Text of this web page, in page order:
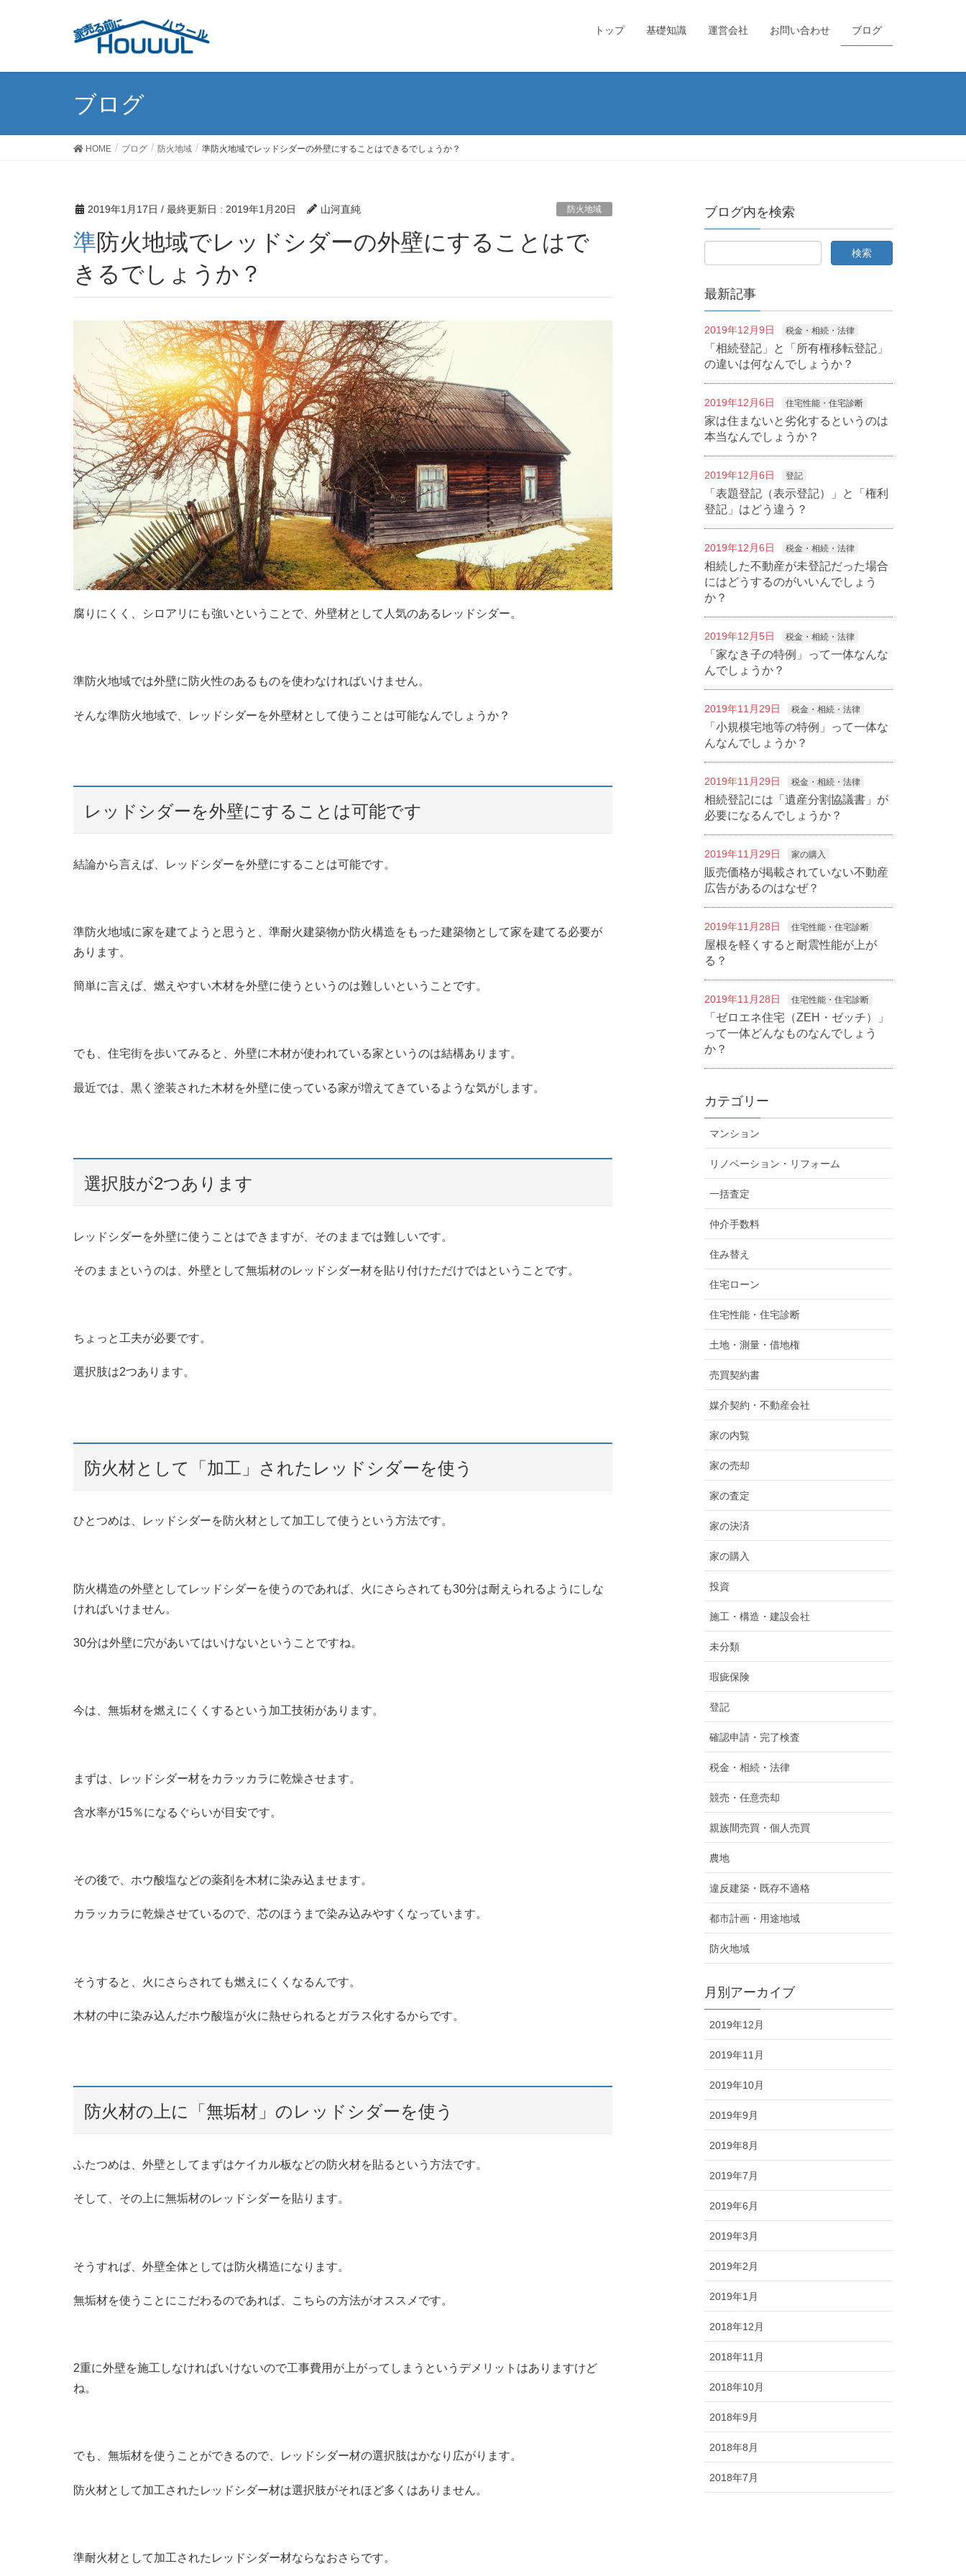
トップ 基礎知識 運営会社 お問い合わせ ブログ
ブログ
HOME ブログ 防火地域 準防火地域でレッドシダーの外壁にすることはできるでしょうか？
2019年1月17日 / 最終更新日 : 2019年1月20日 山河直純 防火地域
準防火地域でレッドシダーの外壁にすることはで
きるでしょうか？
腐りにくく、シロアリにも強いということで、外壁材として人気のあるレッドシダー。
準防火地域では外壁に防火性のあるものを使わなければいけません。
そんな準防火地域で、レッドシダーを外壁材として使うことは可能なんでしょうか？
レッドシダーを外壁にすることは可能です
結論から言えば、レッドシダーを外壁にすることは可能です。
準防火地域に家を建てようと思うと、準耐火建築物か防火構造をもった建築物として家を建てる必要が
あります。
簡単に言えば、燃えやすい木材を外壁に使うというのは難しいということです。
でも、住宅街を歩いてみると、外壁に木材が使われている家というのは結構あります。
最近では、黒く塗装された木材を外壁に使っている家が増えてきているような気がします。
選択肢が2つあります
レッドシダーを外壁に使うことはできますが、そのままでは難しいです。
そのままというのは、外壁として無垢材のレッドシダー材を貼り付けただけではということです。
ちょっと工夫が必要です。
選択肢は2つあります。
防火材として「加工」されたレッドシダーを使う
ひとつめは、レッドシダーを防火材として加工して使うという方法です。
防火構造の外壁としてレッドシダーを使うのであれば、火にさらされても30分は耐えられるようにしな
ければいけません。
30分は外壁に穴があいてはいけないということですね。
今は、無垢材を燃えにくくするという加工技術があります。
まずは、レッドシダー材をカラッカラに乾燥させます。
含水率が15％になるぐらいが目安です。
その後で、ホウ酸塩などの薬剤を木材に染み込ませます。
カラッカラに乾燥させているので、芯のほうまで染み込みやすくなっています。
そうすると、火にさらされても燃えにくくなるんです。
木材の中に染み込んだホウ酸塩が火に熱せられるとガラス化するからです。
防火材の上に「無垢材」のレッドシダーを使う
ふたつめは、外壁としてまずはケイカル板などの防火材を貼るという方法です。
そして、その上に無垢材のレッドシダーを貼ります。
そうすれば、外壁全体としては防火構造になります。
無垢材を使うことにこだわるのであれば、こちらの方法がオススメです。
2重に外壁を施工しなければいけないので工事費用が上がってしまうというデメリットはありますけど
ね。
でも、無垢材を使うことができるので、レッドシダー材の選択肢はかなり広がります。
防火材として加工されたレッドシダー材は選択肢がそれほど多くはありません。
準耐火材として加工されたレッドシダー材ならなおさらです。
ブログ内を検索
最新記事
2019年12月9日 税金・相続・法律
「相続登記」と「所有権移転登記」
の違いは何なんでしょうか？
2019年12月6日 住宅性能・住宅診断
家は住まないと劣化するというのは
本当なんでしょうか？
2019年12月6日 登記
「表題登記（表示登記）」と「権利
登記」はどう違う？
2019年12月6日 税金・相続・法律
相続した不動産が未登記だった場合
にはどうするのがいいんでしょう
か？
2019年12月5日 税金・相続・法律
「家なき子の特例」って一体なんな
んでしょうか？
2019年11月29日 税金・相続・法律
「小規模宅地等の特例」って一体な
んなんでしょうか？
2019年11月29日 税金・相続・法律
相続登記には「遺産分割協議書」が
必要になるんでしょうか？
2019年11月29日 家の購入
販売価格が掲載されていない不動産
広告があるのはなぜ？
2019年11月28日 住宅性能・住宅診断
屋根を軽くすると耐震性能が上が
る？
2019年11月28日 住宅性能・住宅診断
「ゼロエネ住宅（ZEH・ゼッチ）」
って一体どんなものなんでしょう
か？
カテゴリー
マンション
リノベーション・リフォーム
一括査定
仲介手数料
住み替え
住宅ローン
住宅性能・住宅診断
土地・測量・借地権
売買契約書
媒介契約・不動産会社
家の内覧
家の売却
家の査定
家の決済
家の購入
投資
施工・構造・建設会社
未分類
瑕疵保険
登記
確認申請・完了検査
税金・相続・法律
競売・任意売却
親族間売買・個人売買
農地
違反建築・既存不適格
都市計画・用途地域
防火地域
月別アーカイブ
2019年12月
2019年11月
2019年10月
2019年9月
2019年8月
2019年7月
2019年6月
2019年3月
2019年2月
2019年1月
2018年12月
2018年11月
2018年10月
2018年9月
2018年8月
2018年7月